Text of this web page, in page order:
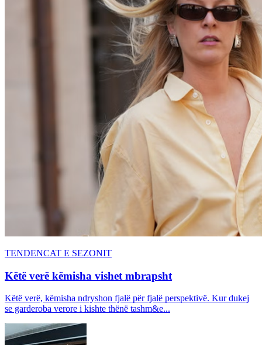
TENDENCAT E SEZONIT
Këtë verë këmisha vishet mbrapsht
Këtë verë, këmisha ndryshon fjalë për fjalë perspektivë. Kur dukej
se garderoba verore i kishte thënë tashm&e...